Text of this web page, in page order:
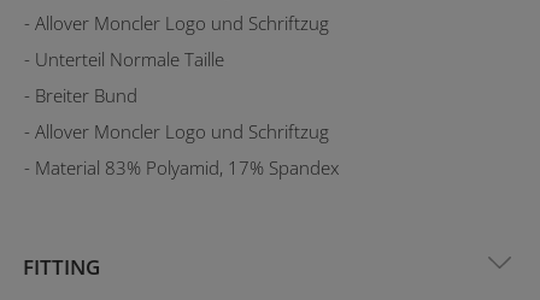
- Allover Moncler Logo und Schriftzug
- Unterteil Normale Taille
- Breiter Bund
- Allover Moncler Logo und Schriftzug
- Material 83% Polyamid, 17% Spandex
FITTING